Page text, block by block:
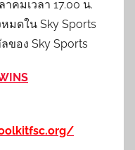
คมเวลา 17.00 น.
มดใน Sky Sports
ของ Sky Sports